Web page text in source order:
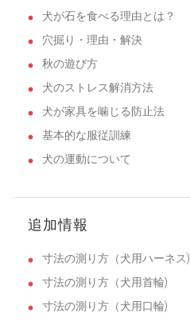
犬が石を食べる理由とは？
穴掘り・理由・解決
秋の遊び方
犬のストレス解消方法
犬が家具を噛じる防止法
基本的な服従訓練
犬の運動について
追加情報
寸法の測り方（犬用ハーネス)
寸法の測り方（犬用首輪)
寸法の測り方（犬用口輪)